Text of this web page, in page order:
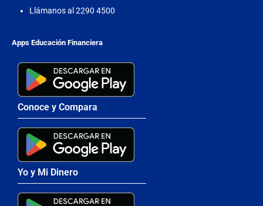
Llámanos al 2290 4500
Apps Educación Financiera
Conoce y Compara
Yo y Mi Dinero